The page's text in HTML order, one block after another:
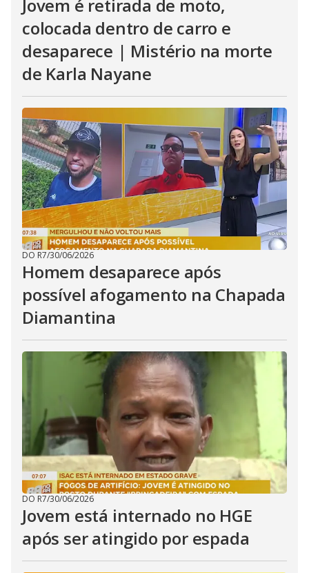
Jovem é retirada de moto,
colocada dentro de carro e
desaparece | Mistério na morte
de Karla Nayane
DO R7/30/06/2026
Homem desaparece após
possível afogamento na Chapada
Diamantina
DO R7/30/06/2026
Jovem está internado no HGE
após ser atingido por espada